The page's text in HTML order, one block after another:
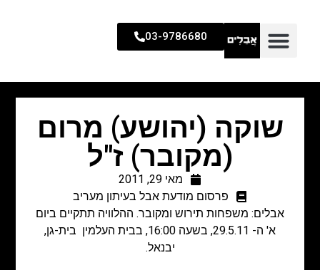
03-9786680
שוקה (יהושע) מרום
(מקובר) ז"ל
מאי 29, 2011
פרסום מודעת אבל בעיתון מעריב
אבלים: משפחות תירוש ומקובר. ההלוויה תתקיים ביום
א' ה- 29.5.11, בשעה 16:00, בבית העלמין בית-גן,
יבנאל.